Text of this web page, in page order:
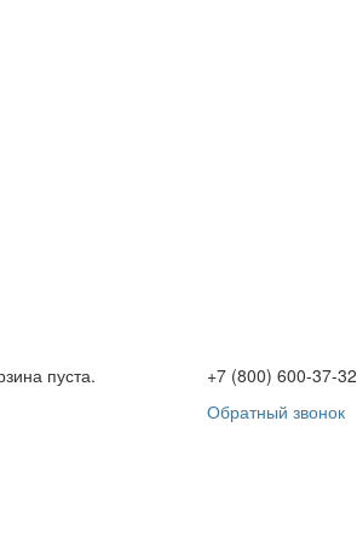
пуста.
+7 (800) 600-37-32
Обратный звонок